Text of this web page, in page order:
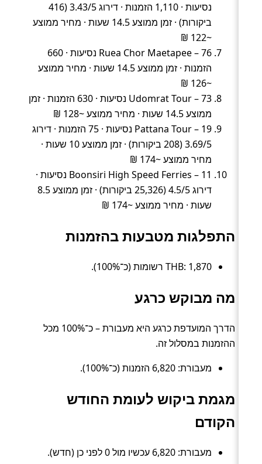
נסיעות · 1,110 הזמנות · דירוג 3.43/5 (416
ביקורות) · זמן ממוצע 14.5 שעות · מחיר ממוצע
~122 ₪
Ruea Chor Maetapee – 76 נסיעות · 660
הזמנות · זמן ממוצע 14.5 שעות · מחיר ממוצע
~126 ₪
Udomrat Tour – 73 נסיעות · 630 הזמנות · זמן
ממוצע 14.5 שעות · מחיר ממוצע ~128 ₪
Pattana Tour – 19 נסיעות · 75 הזמנות · דירוג
3.69/5 (208 ביקורות) · זמן ממוצע 10 שעות ·
מחיר ממוצע ~174 ₪
Boonsiri High Speed Ferries – 11 נסיעות ·
דירוג 4.5/5 (25,326 ביקורות) · זמן ממוצע 8.5
שעות · מחיר ממוצע ~174 ₪
התפלגות מטבעות בהזמנות
THB: 1,870 רשומות (כ־100%).
מה מבוקש כרגע
הדרך המועדפת כרגע היא מעבורת – כ־100% מכל
ההזמנות במסלול זה.
מעבורת: 6,820 הזמנות (כ־100%).
מגמת ביקוש לעומת החודש
הקודם
מעבורת: 6,820 עכשיו מול 0 לפני כן (חדש).